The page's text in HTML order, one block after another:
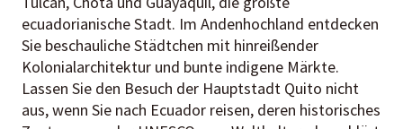
ecuadorianische Stadt. Im Andenhochland entdecken
Sie beschauliche Städtchen mit hinreißender
Kolonialarchitektur und bunte indigene Märkte.
Lassen Sie den Besuch der Hauptstadt Quito nicht
aus, wenn Sie nach Ecuador reisen, deren historisches